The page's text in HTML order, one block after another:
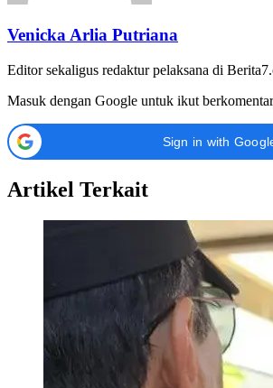
Venicka Arlia Putriana
Editor sekaligus redaktur pelaksana di
Masuk dengan Google untuk ikut
Sign in with
Artikel Terkait